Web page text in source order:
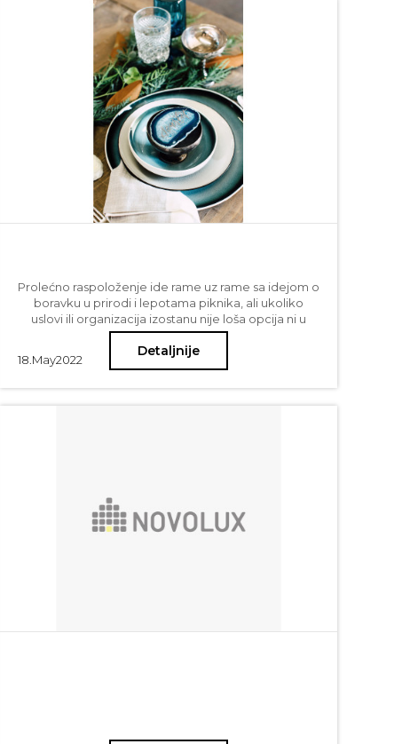
18.May2022
Prolećno raspoloženje ide rame uz rame sa idejom o
boravku u prirodi i lepotama piknika, ali ukoliko
uslovi ili organizacija izostanu nije loša opcija ni u
udobnosti doma kreirati ambijent koji priziva
prirodu. Naravno da je dnevni boravak onaj glavni,
neizostavni kutak u kome se svi sreću i dele
Detaljnije